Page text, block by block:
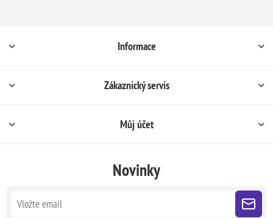
Informace
Zákaznický servis
Můj účet
Novinky